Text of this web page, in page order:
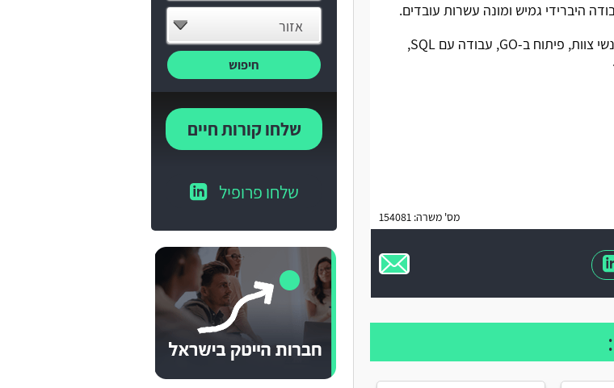
היברידי גמיש ומונה עשרות עובדים.
מהות התפקיד: ניהול צוות Backend המונה בין 4-10 אנשי צוות, פיתוח ב-GO, עבודה עם SQL,
מס' משרה: 154081
אזור
חיפוש
שלחו קורות חיים
שלחו פרופיל